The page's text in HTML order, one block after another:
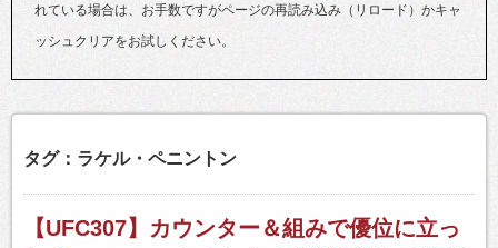
れている場合は、お手数ですがページの再読み込み（リロード）かキャ
ッシュクリアをお試しください。
タグ：ラケル・ペニントン
【UFC307】カウンター＆組みで優位に立っ